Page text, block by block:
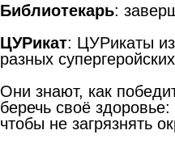
Библиотекарь:
ЦУРикат: ЦУРикаты
разных
Они знают, как
беречь своё
чтобы не загрязнять